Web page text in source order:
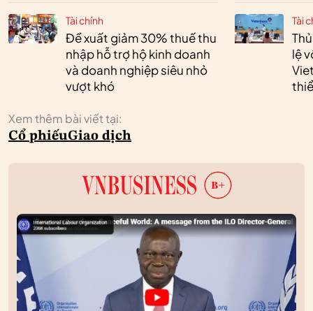
Tài chính
Đề xuất giảm 30% thuế thu
nhập hỗ trợ hộ kinh doanh
và doanh nghiệp siêu nhỏ
vượt khó
Tài
lệ
Xem thêm bài viết tại:
Cổ phiếuGiao dịch